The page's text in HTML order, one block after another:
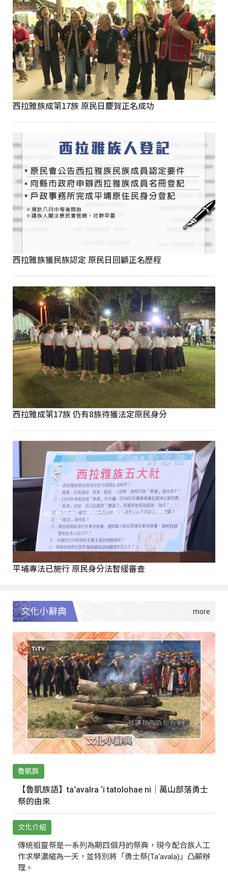
西拉雅族成第17族 原民日慶賀正名成功
西拉雅族獲民族認定 原民日回顧正名歷程
西拉雅成第17族 仍有8族待獲法定原民身分
平埔專法已施行 原民身分法暫緩審查
文化小辭典
魯凱族
【魯凱族語】ta‘avalra ‘i tatolohae ni｜萬山部落勇士
祭的由來
文化介紹
傳統祖靈祭是一系列為期四個月的祭典，現今配合族人工
作求學濃縮為一天，並特別將「勇士祭(Ta‘avala)」凸顯辦
理。